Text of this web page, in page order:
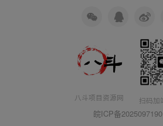
八斗项目资源网 扫码加
皖ICP备